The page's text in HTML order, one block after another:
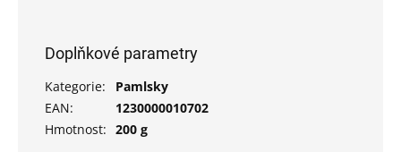
Doplňkové parametry
Kategorie:
Pamlsky
EAN:
1230000010702
Hmotnost: 200 g